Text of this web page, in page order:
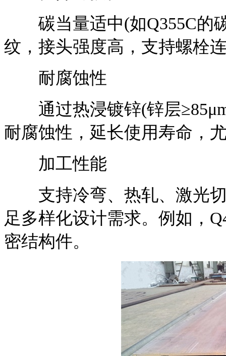
碳当量适中(如Q355C的
纹，接头强度高，支持螺栓
耐腐蚀性
通过热浸镀锌(锌层
耐腐蚀性，延长使用寿命，
加工性能
支持冷弯、热轧、激光切
足多样化设计需求。例如，
密结构件。